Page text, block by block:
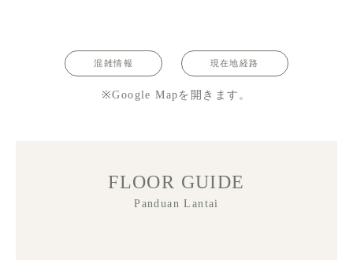
混雑情報 現在地経路
※Google Mapを開きます。
FLOOR GUIDE
Panduan Lantai